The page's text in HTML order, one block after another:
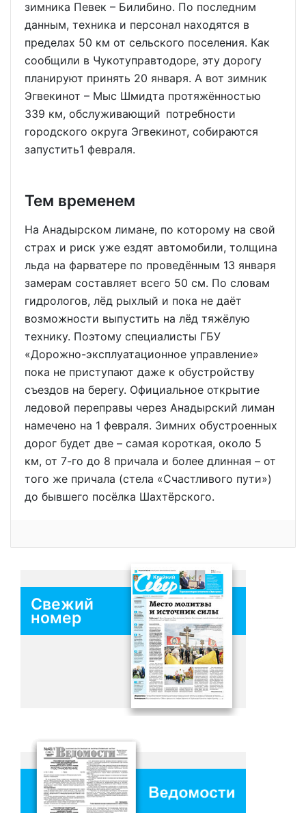
зимника Певек – Билибино. По последним
данным, техника и персонал находятся в
пределах 50 км от сельского поселения. Как
сообщили в Чукотуправтодоре, эту дорогу
планируют принять 20 января. А вот зимник
Эгвекинот – Мыс Шмидта протяжённостью
339 км, обслуживающий потребности
городского округа Эгвекинот, собираются
запустить1 февраля.
Тем временем
На Анадырском лимане, по которому на свой
страх и риск уже ездят автомобили, толщина
льда на фарватере по проведённым 13 января
замерам составляет всего 50 см. По словам
гидрологов, лёд рыхлый и пока не даёт
возможности выпустить на лёд тяжёлую
технику. Поэтому специалисты ГБУ
«Дорожно-эксплуатационное управление»
пока не приступают даже к обустройству
съездов на берегу. Официальное открытие
ледовой переправы через Анадырский лиман
намечено на 1 февраля. Зимних обустроенных
дорог будет две – самая короткая, около 5
км, от 7-го до 8 причала и более длинная – от
того же причала (стела «Счастливого пути»)
до бывшего посёлка Шахтёрского.
Свежий
номер